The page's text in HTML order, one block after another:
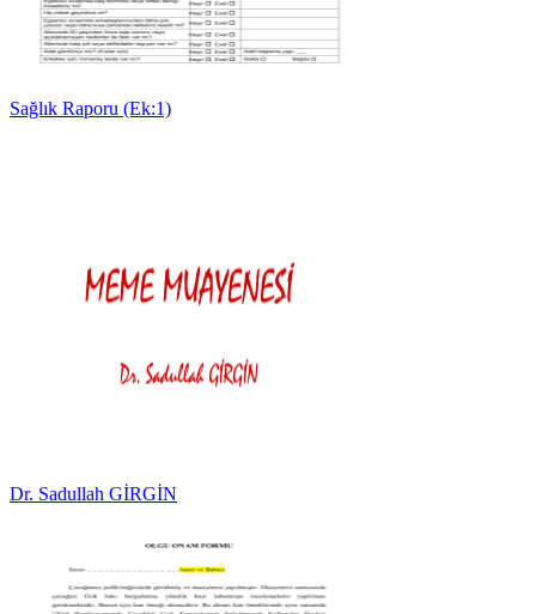
Sağlık Raporu (Ek:1)
Dr. Sadullah GİRGİN